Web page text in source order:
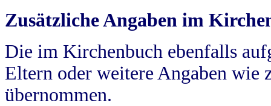
Zusätzliche Angaben im
Die im Kirchenbuch ebenfalls
Eltern oder weitere Angaben wie
übernommen.